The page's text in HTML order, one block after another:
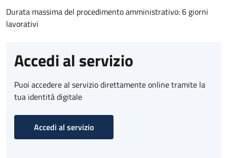
Durata massima del procedimento amministrativo: 6 giorni
lavorativi
Accedi al servizio
Puoi accedere al servizio direttamente online tramite la
tua identità digitale
Accedi al servizio